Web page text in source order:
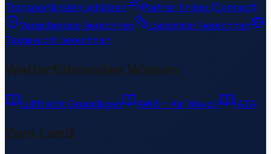
Transportkosten schätzen
Partner finden (Connect)
Versicherung berechnen
Lademeter berechnen
Taxgewicht berechnen
Weiterführendes Wissen
Luftfracht Grundlagen AWB – Air Waybill IATA
Zum Land